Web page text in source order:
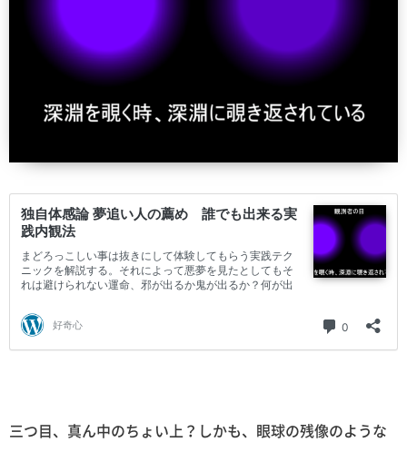
三つ目、真ん中のちょい上？しかも、眼球の残像のような